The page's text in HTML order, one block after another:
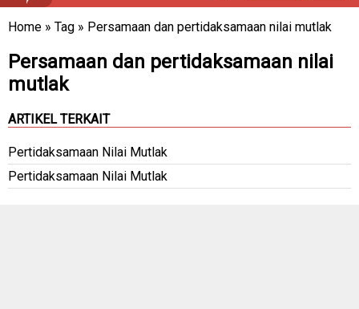
Home » Tag » Persamaan dan pertidaksamaan nilai mutlak
Persamaan dan pertidaksamaan nilai
mutlak
ARTIKEL TERKAIT
Pertidaksamaan Nilai Mutlak
Pertidaksamaan Nilai Mutlak